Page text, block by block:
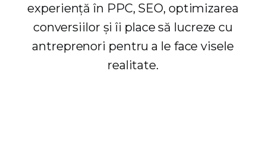
experiență în PPC, SEO, optimizarea
conversiilor și îi place să lucreze cu
antreprenori pentru a le face visele
realitate.